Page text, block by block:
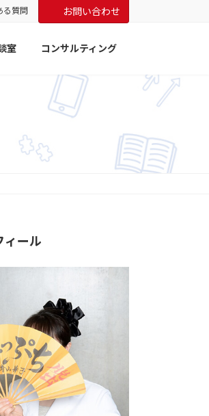
る質問 お問い合わせ
室 コンサルティング
ィール